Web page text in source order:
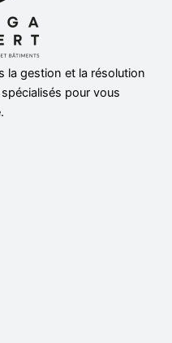
la gestion et la résolution
pour vous